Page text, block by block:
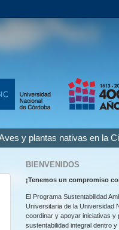
y plantas nativas en la
BIENVENIDOS
¡Tenemos un compromiso
El Programa Sustentabilidad
Universitaria de la Universidad
coordinar y apoyar iniciativas y
sustentabilidad integral dentro